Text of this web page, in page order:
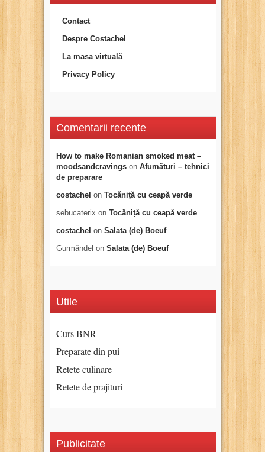
Contact
Despre Costachel
La masa virtuală
Privacy Policy
Comentarii recente
How to make Romanian smoked meat –
moodsandcravings on Afumături – tehnici
de preparare
costachel on Tocăniță cu ceapă verde
sebucaterix on Tocăniță cu ceapă verde
costachel on Salata (de) Boeuf
Gurmăndel on Salata (de) Boeuf
Utile
Curs BNR
Preparate din pui
Retete culinare
Retete de prajituri
Publicitate